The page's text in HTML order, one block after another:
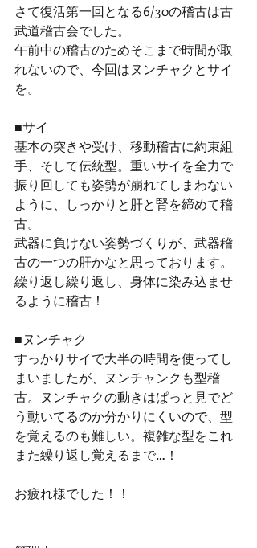
さて復活第一回となる6/30の稽古は古
武道稽古会でした。
午前中の稽古のためそこまで時間が取
れないので、今回はヌンチャクとサイ
を。
■サイ
基本の突きや受け、移動稽古に約束組
手、そして伝統型。重いサイを全力で
振り回しても姿勢が崩れてしまわない
ように、しっかりと肝と腎を締めて稽
古。
武器に負けない姿勢づくりが、武器稽
古の一つの肝かなと思っております。
繰り返し繰り返し、身体に染み込ませ
るように稽古！
■ヌンチャク
すっかりサイで大半の時間を使ってし
まいましたが、ヌンチャンクも型稽
古。ヌンチャクの動きはぱっと見でど
う動いてるのか分かりにくいので、型
を覚えるのも難しい。複雑な型をこれ
また繰り返し覚えるまで…！
お疲れ様でした！！